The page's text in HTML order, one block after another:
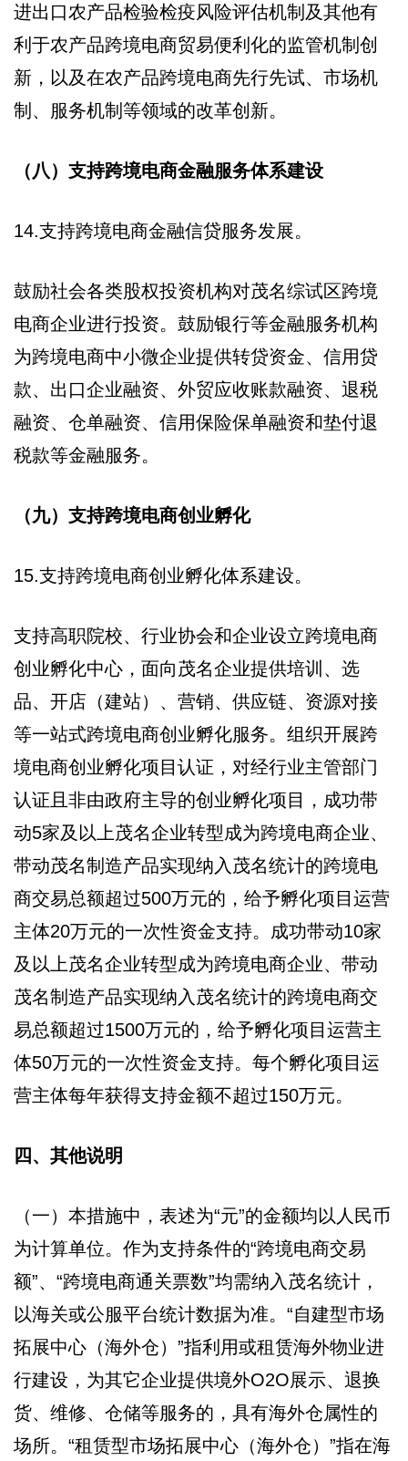
进出口农产品检验检疫风险评估机制及其他有
利于农产品跨境电商贸易便利化的监管机制创
新，以及在农产品跨境电商先行先试、市场机
制、服务机制等领域的改革创新。
（八）支持跨境电商金融服务体系建设
14.支持跨境电商金融信贷服务发展。
鼓励社会各类股权投资机构对茂名综试区跨境
电商企业进行投资。鼓励银行等金融服务机构
为跨境电商中小微企业提供转贷资金、信用贷
款、出口企业融资、外贸应收账款融资、退税
融资、仓单融资、信用保险保单融资和垫付退
税款等金融服务。
（九）支持跨境电商创业孵化
15.支持跨境电商创业孵化体系建设。
支持高职院校、行业协会和企业设立跨境电商
创业孵化中心，面向茂名企业提供培训、选
品、开店（建站）、营销、供应链、资源对接
等一站式跨境电商创业孵化服务。组织开展跨
境电商创业孵化项目认证，对经行业主管部门
认证且非由政府主导的创业孵化项目，成功带
动5家及以上茂名企业转型成为跨境电商企业、
带动茂名制造产品实现纳入茂名统计的跨境电
商交易总额超过500万元的，给予孵化项目运营
主体20万元的一次性资金支持。成功带动10家
及以上茂名企业转型成为跨境电商企业、带动
茂名制造产品实现纳入茂名统计的跨境电商交
易总额超过1500万元的，给予孵化项目运营主
体50万元的一次性资金支持。每个孵化项目运
营主体每年获得支持金额不超过150万元。
四、其他说明
（一）本措施中，表述为“元”的金额均以人民币
为计算单位。作为支持条件的“跨境电商交易
额”、“跨境电商通关票数”均需纳入茂名统计，
以海关或公服平台统计数据为准。“自建型市场
拓展中心（海外仓）”指利用或租赁海外物业进
行建设，为其它企业提供境外O2O展示、退换
货、维修、仓储等服务的，具有海外仓属性的
场所。“租赁型市场拓展中心（海外仓）”指在海